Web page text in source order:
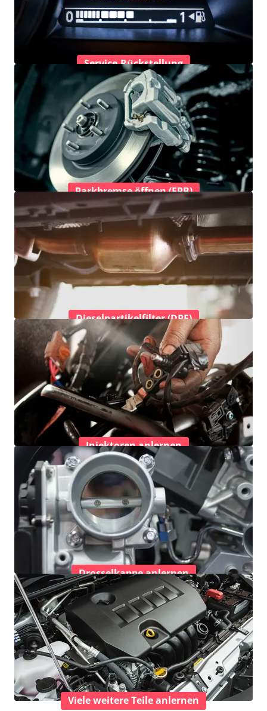
Service-Rückstellung
Parkbremse öffnen (EPB)
Dieselpartikelfilter (DPF)
Injektoren anlernen
Drosselkappe anlernen
Viele weitere Teile anlernen